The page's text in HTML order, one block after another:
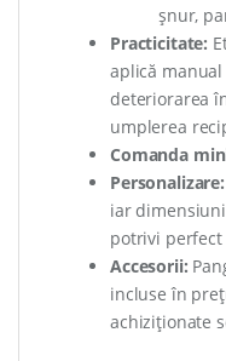
șnur,
Practicitate:
aplică
deteriorarea
umplerea
Comanda
Personalizare:
iar
potrivi
Accesorii:
incluse în
achiziționate